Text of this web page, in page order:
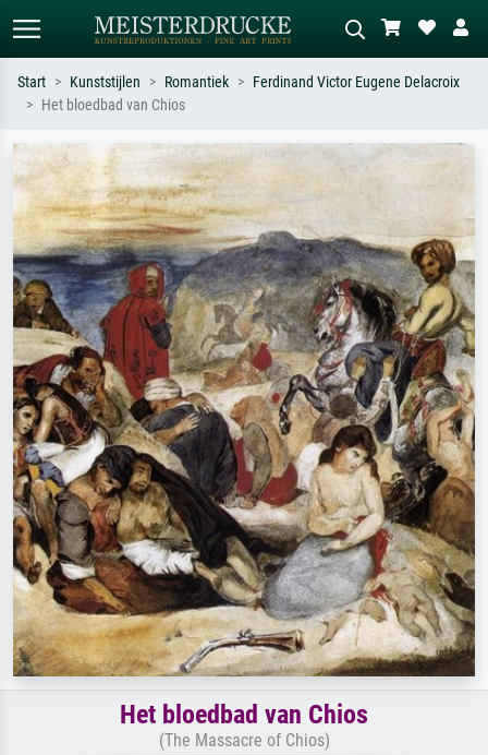
Zoek op kunstenaar, titel of stijl – bijv.
Monet, Sterrennacht, impressionisme,
Hokusai-golf, naakt.
Beschrijf de scène – bijv. groene
olieverfschilderij, staand naakt naast
Start Kunststijlen Romantiek
Ferdinand Victor Eugene Delacroix
Het bloedbad van Chios
Het bloedbad van Chios
(The Massacre of Chios)